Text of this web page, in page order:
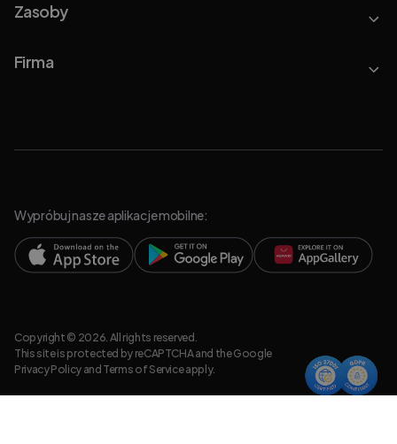
Zasoby
Firma
Wypróbuj nasze aplikacje mobilne:
Copyright © 2026. All rights reserved.
This site is protected by reCAPTCHA and the Google
Privacy Policyand Terms of Serviceapply.